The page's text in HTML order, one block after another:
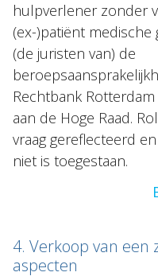
hulpverlener zonder
(ex-)patiënt medische
(de juristen van) de
Rechtbank
aan de Hoge Raad.
vraag gereflecteerd
niet is toegestaan.
4. Verkoop van een
aspecten